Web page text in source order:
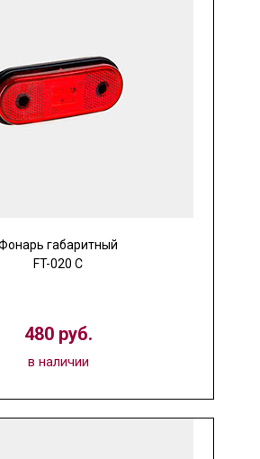
габаритный
FT-020 C
480 руб.
в наличии